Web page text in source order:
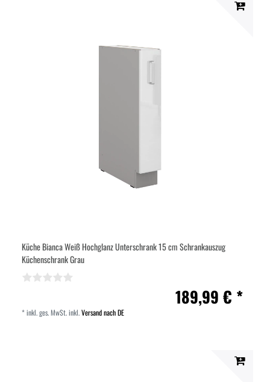
Küche Bianca Weiß Hochglanz Unterschrank 15 cm Schrankauszug
Küchenschrank Grau
189,99 € *
*inkl. ges. MwSt.inkl.Versand nach DE